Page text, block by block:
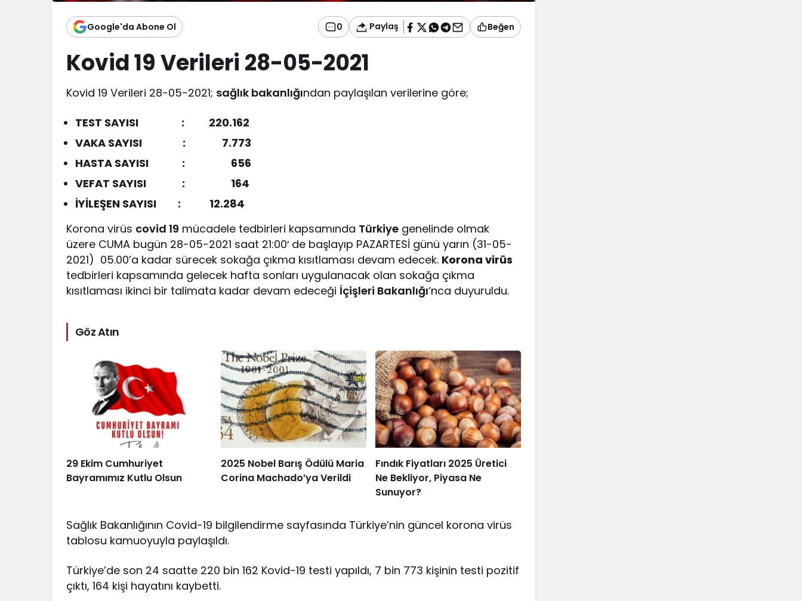
Google'da Abone Ol 0 Paylaş Beğen
Kovid 19 Verileri 28-05-2021
Kovid 19 Verileri 28-05-2021; sağlık bakanlığından paylaşılan verilerine göre;
TEST SAYISI : 220.162
VAKA SAYISI : 7.773
HASTA SAYISI : 656
VEFAT SAYISI :
164
İYİLEŞEN SAYISI : 12.284
Korona virüs covid 19 mücadele tedbirleri kapsamında Türkiye genelinde olmak
üzere CUMA bugün 28-05-2021 saat 21:00′ de başlayıp PAZARTESİ günü yarın (31-05-
2021) 05.00’a kadar sürecek sokağa çıkma kısıtlaması devam edecek. Korona virüs
tedbirleri kapsamında gelecek hafta sonları uygulanacak olan sokağa çıkma
kısıtlaması ikinci bir talimata kadar devam edeceği İçişleri Bakanlığı‘nca duyuruldu.
Göz Atın
29 Ekim Cumhuriyet
Bayramımız Kutlu Olsun
2025 Nobel Barış Ödülü Maria
Corina Machado’ya Verildi
Fındık Fiyatları 2025 Üretici
Ne Bekliyor, Piyasa Ne
Sunuyor?
Sağlık Bakanlığının Covid-19 bilgilendirme sayfasında Türkiye’nin güncel korona virüs
tablosu kamuoyuyla paylaşıldı.
Türkiye’de son 24 saatte 220 bin 162 Kovid-19 testi yapıldı, 7 bin 773 kişinin testi pozitif
çıktı, 164 kişi hayatını kaybetti.